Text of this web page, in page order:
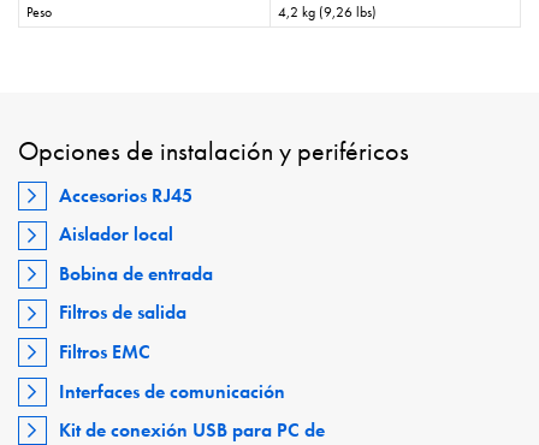
Peso
4,2 kg (9,26 lbs)
Opciones de instalación y periféricos
Accesorios RJ45
Aislador local
Bobina de entrada
Filtros de salida
Filtros EMC
Interfaces de comunicación
Kit de conexión USB para PC de